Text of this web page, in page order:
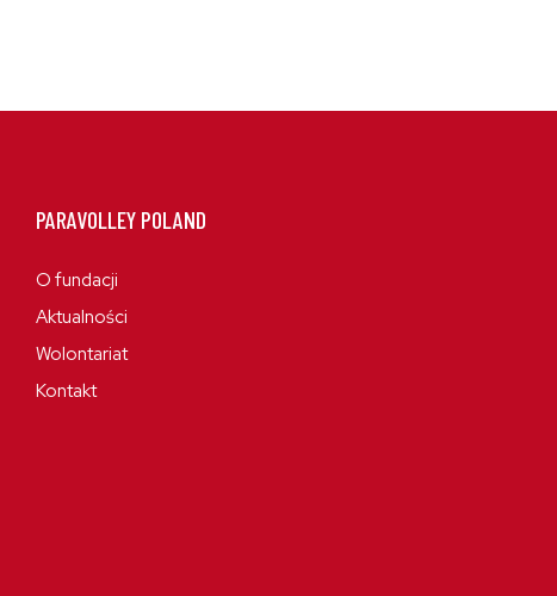
PARAVOLLEY POLAND
O fundacji
Aktualności
Wolontariat
Kontakt